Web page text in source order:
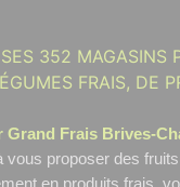
352 MAGASINS
FRAIS, DE
Grand Frais Brives-
vous proposer des